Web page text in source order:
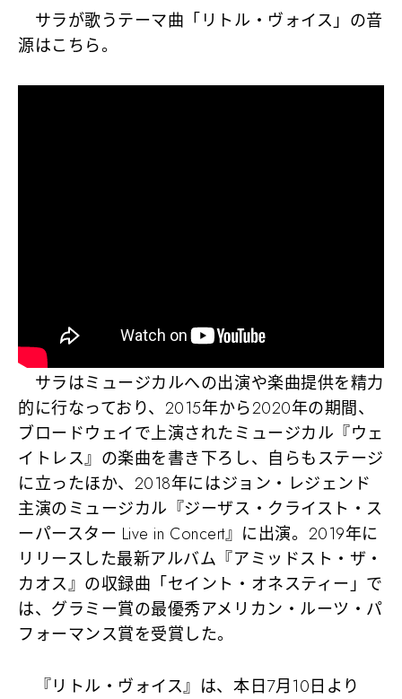
サラが歌うテーマ曲「リトル・ヴォイス」の音
源はこちら。
サラはミュージカルへの出演や楽曲提供を精力
的に行なっており、2015年から2020年の期間、
ブロードウェイで上演されたミュージカル『ウェ
イトレス』の楽曲を書き下ろし、自らもステージ
に立ったほか、2018年にはジョン・レジェンド
主演のミュージカル『ジーザス・クライスト・ス
ーパースター Live in Concert』に出演。2019年に
リリースした最新アルバム『アミッドスト・ザ・
カオス』の収録曲「セイント・オネスティー」で
は、グラミー賞の最優秀アメリカン・ルーツ・パ
フォーマンス賞を受賞した。
『リトル・ヴォイス』は、本日7月10日より